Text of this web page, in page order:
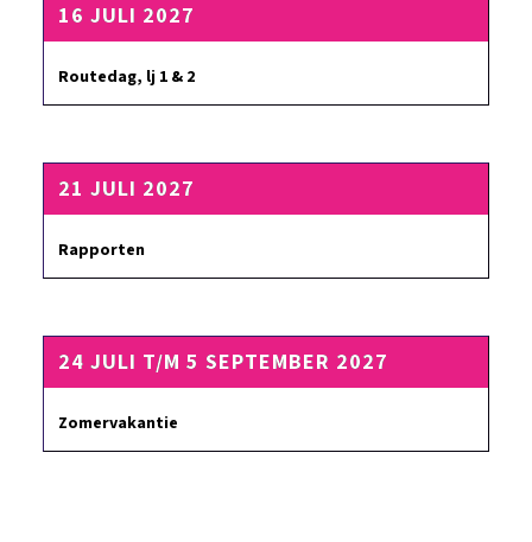
16 JULI 2027
Routedag, lj 1 & 2
21 JULI 2027
Rapporten
24 JULI T/M 5 SEPTEMBER 2027
Zomervakantie